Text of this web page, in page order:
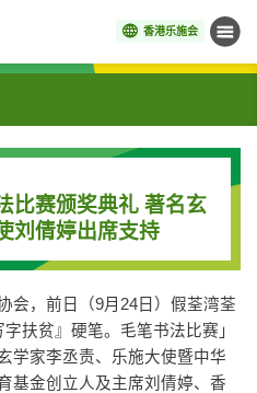
香港乐施会 菜单
比赛颁奖典礼 著名玄
刘倩婷出席支持
会，前日（9月24日）假荃湾荃
扶贫』硬笔。毛笔书法比赛」
学家李丞责、乐施大使暨中华
基金创立人及主席刘倩婷、香